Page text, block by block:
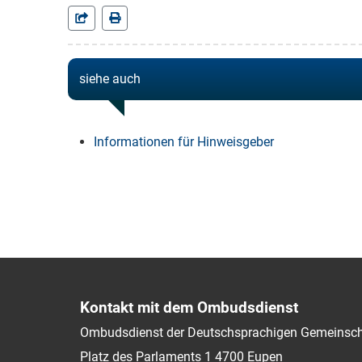
siehe auch
Informationen für Hinweisgeber
Kontakt mit dem Ombudsdienst
Ombudsdienst der Deutschsprachigen
Platz des Parlaments 1 4700 Eupen